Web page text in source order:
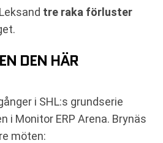
tre raka förluster
DEN HÄR
i SHL:s grundserie
i Monitor ERP Arena. Brynäs
möten: